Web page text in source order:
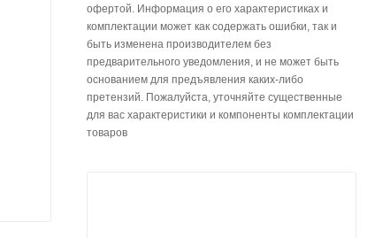
офертой. Информация о его характеристиках и
комплектации может как содержать ошибки, так и
быть изменена производителем без
предварительного уведомления, и не может быть
основанием для предъявления каких-либо
претензий. Пожалуйста, уточняйте существенные
для вас характеристики и компоненты комплектации
товаров